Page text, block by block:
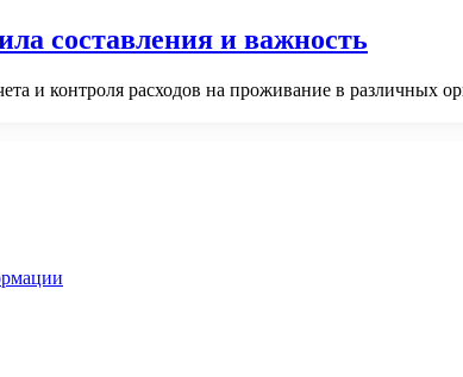
составления и важность
и контроля расходов на проживание в различных